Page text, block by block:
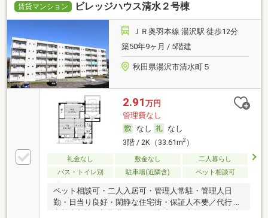
賃貸マンション ビレッジハウス清水２号棟
ＪＲ奥羽本線 湯沢駅 徒歩12分
築50年9ヶ月 / 5階建
秋田県湯沢市清水町５
2.91 万円
管理費なし
なし
なし
3階 / 2K（33.61m2）
礼金なし 敷金なし
二人暮らし
バス・トイレ別
駐車場(近隣含) ペット相談可
ペット相談可・二人入居可・管理人常駐・管理人日
勤・日当り良好・閑静な住宅街・保証人不要／代行 ・